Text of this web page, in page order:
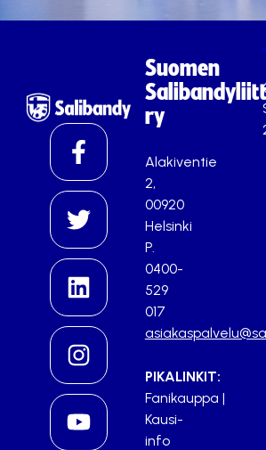
Suomen
ry
Alakiventie
2,
00920
Helsinki
P.
0400-
529
017
PIKALINKIT:
Fanikauppa |
Kausi-
info